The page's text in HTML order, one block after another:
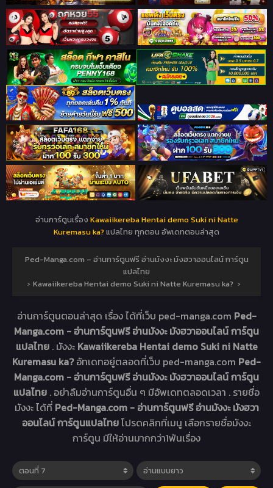
อ่านการ์ตูนเรื่อง Kawaiikereba Hentai demo Suki ni Natte
Kuremasu ka? แปลไทย ทุกตอน อัพเดทตอนล่าสุด
Ped-Manga.com – อ่านการ์ตูนฟรี อ่านมังงะ มังฮวาออนไลน์ การ์ตูน
แปลไทย
› Kawaiikereba Hentai demo Suki ni Natte Kuremasu ka? ›
อ่านการ์ตูนตอนล่าสุด เรื่องได้ที่เว็บ ped-manga.com Ped-
Manga.com - อ่านการ์ตูนฟรี อ่านมังงะ มังฮวาออนไลน์ การ์ตูน
แปลไทย . มังงะ Kawaiikereba Hentai demo Suki ni Natte
Kuremasu ka?อัทเดทอยู่ตลอดที่เว็บ ped-manga.com Ped-
Manga.com - อ่านการ์ตูนฟรี อ่านมังงะ มังฮวาออนไลน์ การ์ตูน
แปลไทย . อย่าลืมอ่านการ์ตูนอื่น ๆ มีอัพเดทตลอดเวลา . รายชื่อ
มังงะ ได้ที่ Ped-Manga.com - อ่านการ์ตูนฟรี อ่านมังงะ มังฮวา
ออนไลน์ การ์ตูนแปลไทยโปรดคลิกที่เมนู เลือกรายชื่อมังงะ
การ์ตูน มีให้อ่านมากกว่า1พันเรื่อง